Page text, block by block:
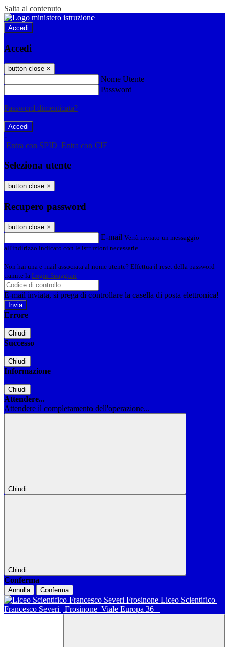
Salta al contenuto
Accedi
Accedi
button close ×
Nome Utente
Password
Password dimenticata?
-
Entra con SPID Entra con CIE
Seleziona utente
button close ×
Recupero password
button close ×
E-mail Verrà inviato un messaggio
all'indirizzo indicato con le istruzioni necessarie.
Non hai una e-mail associata al nome utente? Effettua il reset della password
tramite la Login Spaggiari
E-mail inviata, si prega di controllare la casella di posta elettronica!
Errore
Chiudi
Successo
Chiudi
Informazione
Chiudi
Attendere...
Attendere il completamento dell'operazione...
Chiudi
Chiudi
Conferma
Annulla Conferma
Liceo Scientifico |
Francesco Severi | Frosinone Viale Europa 36